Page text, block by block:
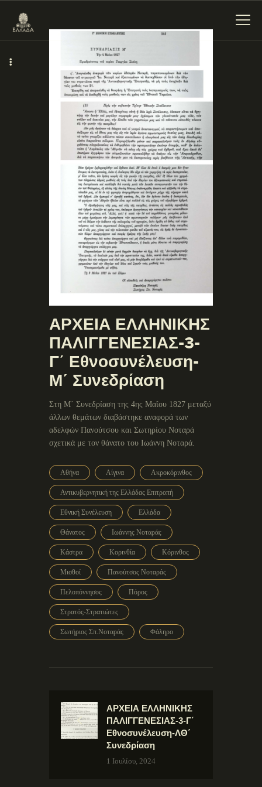
ΕΝΌΤΗΤΕΣ
ΞΥΛΌΚΑΣΤΡΟ –
ΕΥΡΩΣΤΊΝΗ
ΑΡΧΕΙΑ ΕΛΛΗΝΙΚΗΣ
ΠΑΛΙΓΓΕΝΕΣΙΑΣ-3-
Γ΄ Εθνοσυνέλευση-
Μ΄ Συνεδρίαση
Στη Μ΄ Συνεδρίαση της 4ης Μαΐου 1827 μεταξύ
άλλων θεμάτων διαβάστηκε αναφορά των
αδελφών Πανούτσου και Σωτηρίου Νοταρά
σχετικά με τον θάνατο του Ιωάννη Νοταρά.
Αθήνα Αίγινα Ακροκόρινθος
Αντικυβερνητική της Ελλάδας Επιτροπή
Εθνική Συνέλευση Ελλάδα
Θάνατος Ιωάννης Νοταράς
Κάστρα Κορινθία Κόρινθος
Μισθοί Πανούτσος Νοταράς
Πελοπόννησος Πόρος
Στρατός-Στρατιώτες
Σωτήριος Σπ.Νοταράς Φάληρο
ΑΡΧΕΙΑ ΕΛΛΗΝΙΚΗΣ
ΠΑΛΙΓΓΕΝΕΣΙΑΣ-3-Γ΄
Εθνοσυνέλευση-ΛΘ΄
Συνεδρίαση
1 Ιουλίου, 2024